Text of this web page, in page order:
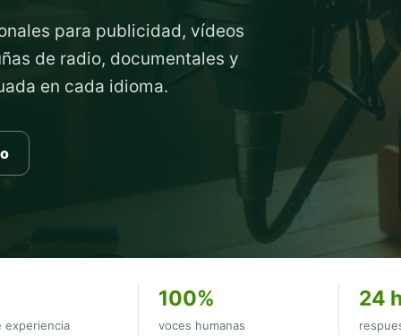
para publicidad, vídeos
de radio, documentales y
en cada idioma.
experiencia
100%
voces humanas
24